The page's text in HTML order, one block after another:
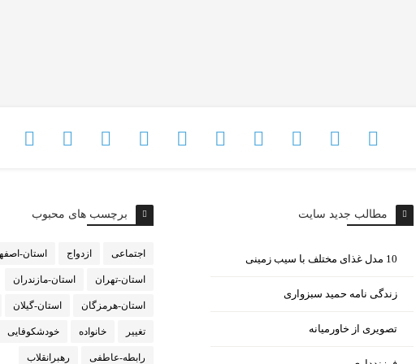
برچسب های محبوب
اجتماعی ازدواج استان-
استان-تهران استان-مازندران
استان-هرمزگان استان-گیلان
تغییر خانواده خودشکوفایی
رابطه-عاطفی رهبرانقلاب
مطالب جدید سایت
10 مدل غذای مختلف با سیب زمینی
زندگی نامه حمید سبزواری
تصویری از خاورمیانه